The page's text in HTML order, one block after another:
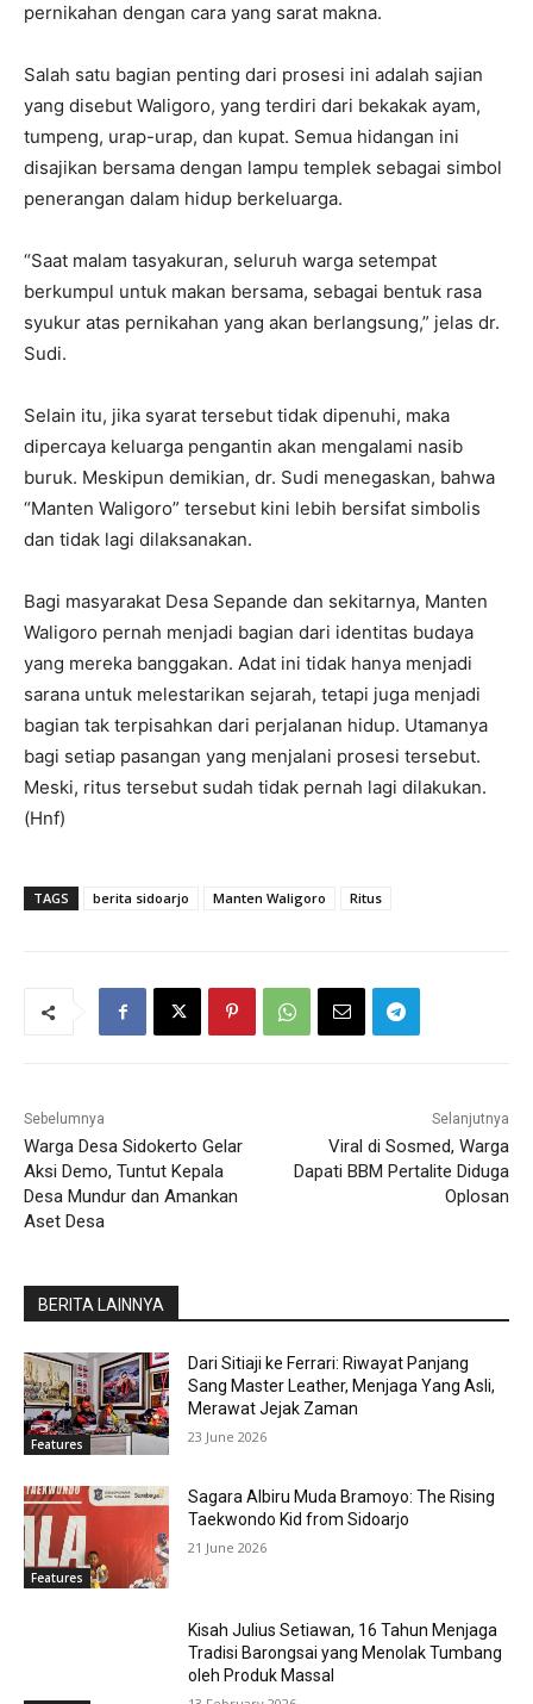
pernikahan dengan cara yang sarat makna.
Salah satu bagian penting dari prosesi ini adalah sajian
yang disebut Waligoro, yang terdiri dari bekakak ayam,
tumpeng, urap-urap, dan kupat. Semua hidangan ini
disajikan bersama dengan lampu templek sebagai simbol
penerangan dalam hidup berkeluarga.
“Saat malam tasyakuran, seluruh warga setempat
berkumpul untuk makan bersama, sebagai bentuk rasa
syukur atas pernikahan yang akan berlangsung,” jelas dr.
Sudi.
Selain itu, jika syarat tersebut tidak dipenuhi, maka
dipercaya keluarga pengantin akan mengalami nasib
buruk. Meskipun demikian, dr. Sudi menegaskan, bahwa
“Manten Waligoro” tersebut kini lebih bersifat simbolis
dan tidak lagi dilaksanakan.
Bagi masyarakat Desa Sepande dan sekitarnya, Manten
Waligoro pernah menjadi bagian dari identitas budaya
yang mereka banggakan. Adat ini tidak hanya menjadi
sarana untuk melestarikan sejarah, tetapi juga menjadi
bagian tak terpisahkan dari perjalanan hidup. Utamanya
bagi setiap pasangan yang menjalani prosesi tersebut.
Meski, ritus tersebut sudah tidak pernah lagi dilakukan.
(Hnf)
TAGS berita sidoarjo Manten Waligoro Ritus
Sebelumnya
Warga Desa Sidokerto Gelar
Aksi Demo, Tuntut Kepala
Desa Mundur dan Amankan
Aset Desa
Selanjutnya
Viral di Sosmed, Warga
Dapati BBM Pertalite Diduga
Oplosan
BERITA LAINNYA
Features
Dari Sitiaji ke Ferrari: Riwayat Panjang
Sang Master Leather, Menjaga Yang Asli,
Merawat Jejak Zaman
23 June 2026
Features
Sagara Albiru Muda Bramoyo: The Rising
Taekwondo Kid from Sidoarjo
21 June 2026
Kisah Julius Setiawan, 16 Tahun Menjaga
Tradisi Barongsai yang Menolak Tumbang
oleh Produk Massal